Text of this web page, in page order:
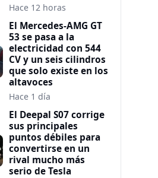
Hace 12 horas
El Mercedes-AMG GT
53 se pasa a la
electricidad con 544
CV y un seis cilindros
que solo existe en los
altavoces
Hace 1 día
El Deepal S07 corrige
sus principales
puntos débiles para
convertirse en un
rival mucho más
serio de Tesla